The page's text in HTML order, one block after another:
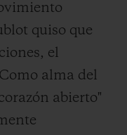
quiso que
el
Como alma del
abierto"